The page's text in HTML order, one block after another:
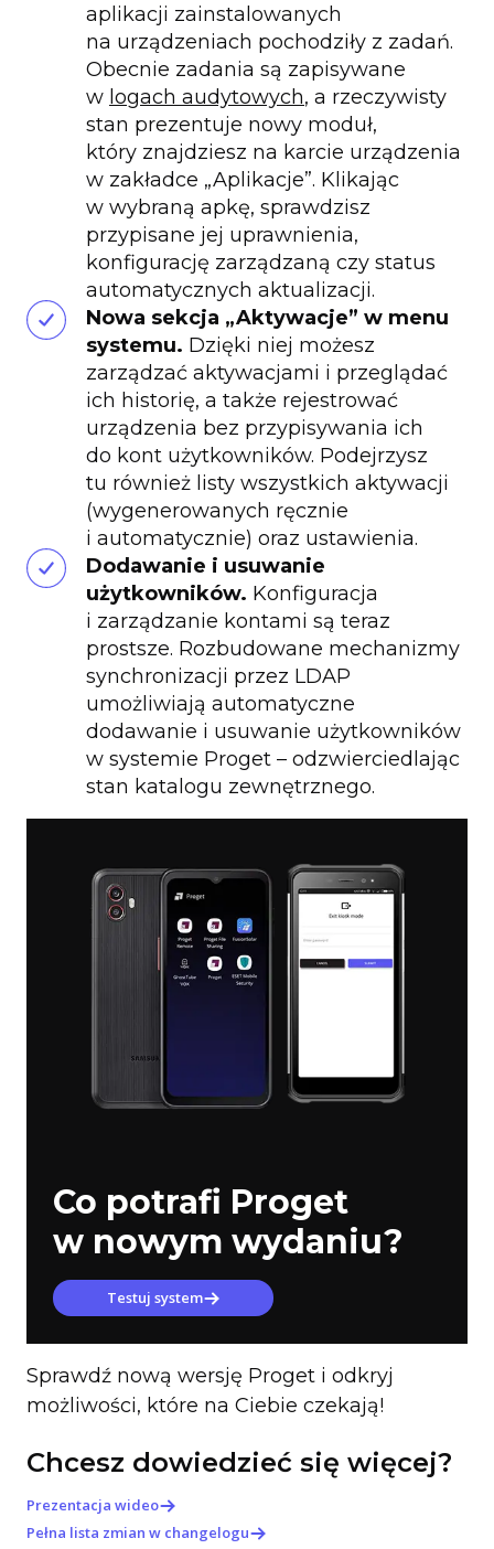
aplikacji zainstalowanych
na urządzeniach pochodziły z zadań.
Obecnie zadania są zapisywane
w logach audytowych, a rzeczywisty
stan prezentuje nowy moduł,
który znajdziesz na karcie urządzenia
w zakładce „Aplikacje”. Klikając
w wybraną apkę, sprawdzisz
przypisane jej uprawnienia,
konfigurację zarządzaną czy status
automatycznych aktualizacji.
Nowa sekcja „Aktywacje” w menu
systemu. Dzięki niej możesz
zarządzać aktywacjami i przeglądać
ich historię, a także rejestrować
urządzenia bez przypisywania ich
do kont użytkowników. Podejrzysz
tu również listy wszystkich aktywacji
(wygenerowanych ręcznie
i automatycznie) oraz ustawienia.
Dodawanie i usuwanie
użytkowników. Konfiguracja
i zarządzanie kontami są teraz
prostsze. Rozbudowane mechanizmy
synchronizacji przez LDAP
umożliwiają automatyczne
dodawanie i usuwanie użytkowników
w systemie Proget – odzwierciedlając
stan katalogu zewnętrznego.
Co potrafi Proget
w nowym wydaniu?
Testuj system
Sprawdź nową wersję Proget i odkryj
możliwości, które na Ciebie czekają!
Chcesz dowiedzieć się więcej?
Prezentacja wideo
Pełna lista zmian w changelogu